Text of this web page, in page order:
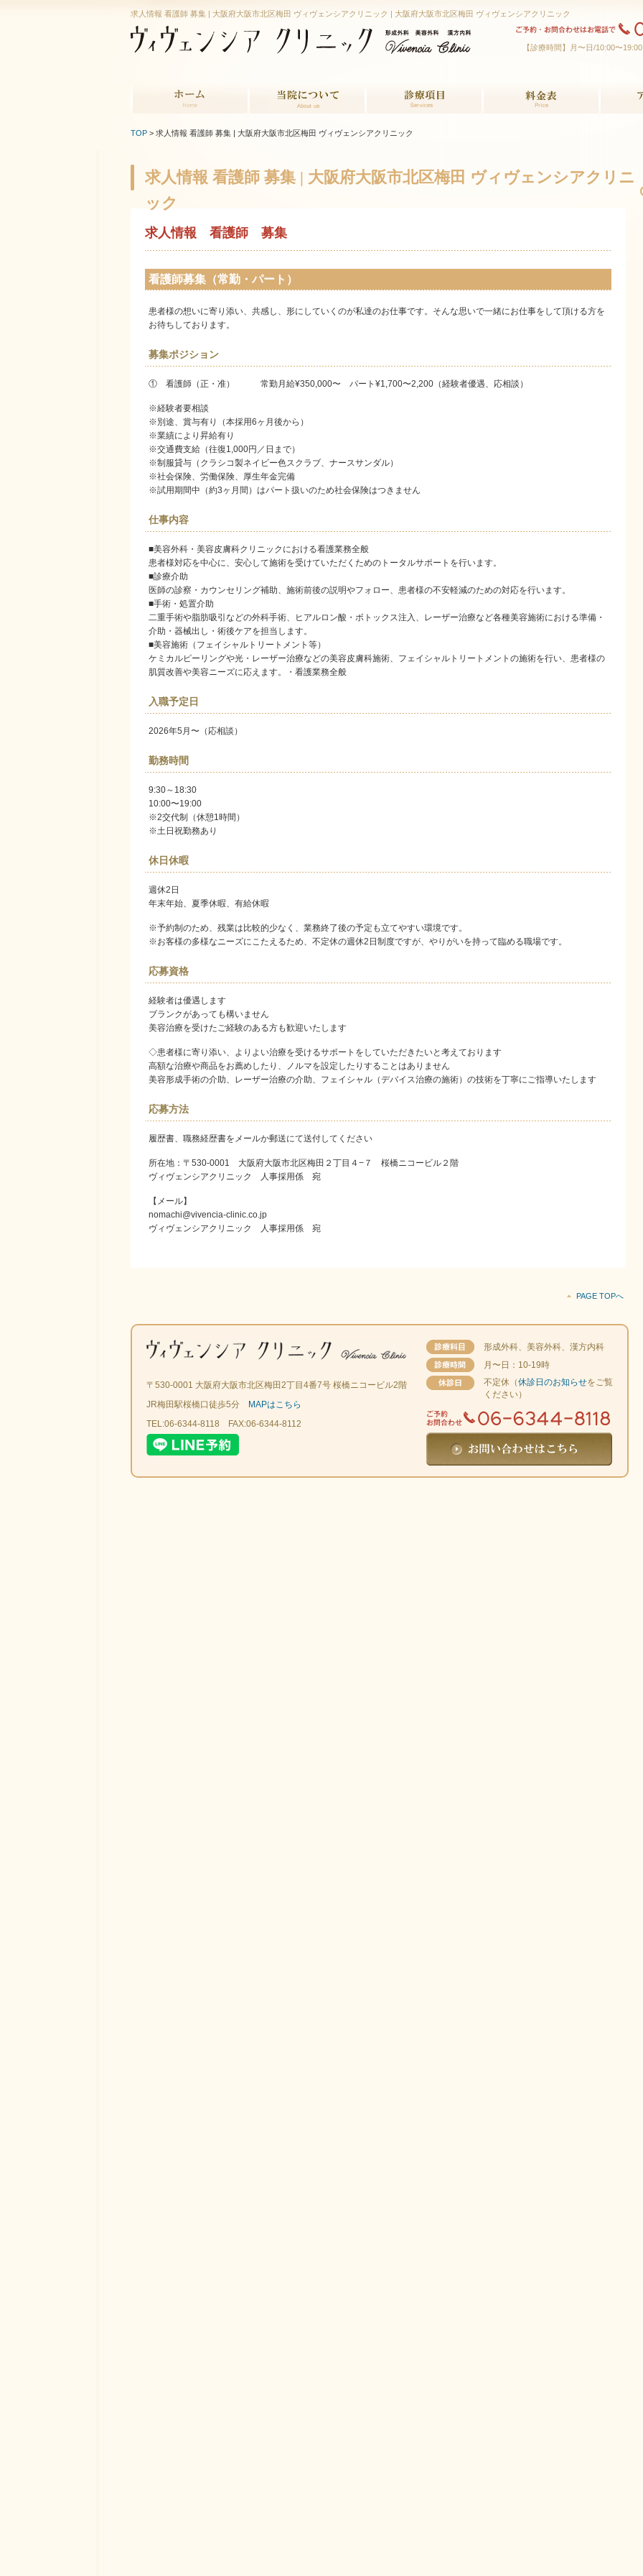
求人情報 看護師 募集 | 大阪府大阪市北区梅田 ヴィヴェンシアクリニック | 大阪府大阪市北区梅田 ヴィヴェンシアクリニック
【診療時間】月〜日/10:00〜
TOP > 求人情報 看護師 募集 | 大阪府大阪市北区梅田 ヴィヴェンシアクリニック
求人情報 看護師 募集 | 大阪府大阪市北区梅田 ヴィヴェンシアクリニ
ック
求人情報 看護師 募集
看護師募集（常勤・パート）
患者様の想いに寄り添い、共感し、形にしていくのが私達のお仕事です。そんな思いで一緒にお仕事をして頂ける方を
お待ちしております。
募集ポジション
① 看護師（正・准） 常勤月給¥350,000〜 パート¥1,700〜2,200（経験者優遇、応相談）
※経験者要相談
※別途、賞与有り（本採用6ヶ月後から）
※業績により昇給有り
※交通費支給（往復1,000円／日まで）
※制服貸与（クラシコ製ネイビー色スクラブ、ナースサンダル）
※社会保険、労働保険、厚生年金完備
※試用期間中（約3ヶ月間）はパート扱いのため社会保険はつきません
仕事内容
■美容外科・美容皮膚科クリニックにおける看護業務全般
患者様対応を中心に、安心して施術を受けていただくためのトータ ルサポートを行います。
■診療介助
医師の診察・カウンセリング補助、施術前後の説明やフォロー、患者様の不安軽減のための対応を行います。
■手術・処置介助
二重手術や脂肪吸引などの外科手術、ヒアルロン酸・ボトックス注 入、レーザー治療など各種美容施術における準備・
介助・ 器械出し・術後ケアを担当します。
■美容施術（フェイシャルトリートメント等）
ケミカルピーリングや光・レーザー治療などの美容皮膚科施術、フ ェイシャルトリートメントの施術を行い、患者様の
肌質改善や美容ニーズに応えます。・看護業務全般
入職予定日
2026年5月〜（応相談）
勤務時間
9:30～18:30
10:00〜19:00
※2交代制（休憩1時間）
※土日祝勤務あり
休日休暇
週休2日
年末年始、夏季休暇、有給休暇
※予約制のため、残業は比較的少なく、業務終了後の予定も立てやすい環境です。
※お客様の多様なニーズにこたえるため、不定休の週休2日制度ですが、やりがいを持って臨める職場です。
応募資格
経験者は優遇します
ブランクがあっても構いません
美容治療を受けたご経験のある方も歓迎いたします
◇患者様に寄り添い、よりよい治療を受けるサポートをしていただきたいと考えております
高額な治療や商品をお薦めしたり、ノルマを設定したりすることはありません
美容形成手術の介助、レーザー治療の介助、フェイシャル（デバイス治療の施術）の技術を丁寧にご指導いたします
応募方法
履歴書、職務経歴書をメールか郵送にて送付してください
所在地：〒530-0001 大阪府大阪市北区梅田２丁目４−７ 桜橋ニコービル２階
ヴィヴェンシアクリニック 人事採用係 宛
【メール】
nomachi@vivencia-clinic.co.jp
ヴィヴェンシアクリニック 人事採用係 宛
PAGE TOPへ
〒530-0001 大阪府大阪市北区梅田2丁目4番7号 桜橋ニコービル2階
JR梅田駅桜橋口徒歩5分
MAPはこちら
TEL:06-6344-8118 FAX:06-6344-8112
形成外科、美容外科、漢方内科
月〜日：10-19時
不定休（休診日のお知らせをご覧
ください）